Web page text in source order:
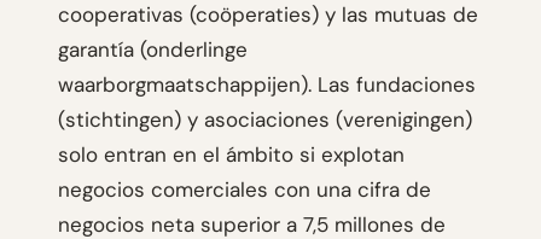
cooperativas (coöperaties) y las mutuas de
garantía (onderlinge
waarborgmaatschappijen). Las fundaciones
(stichtingen) y asociaciones (verenigingen)
solo entran en el ámbito si explotan
negocios comerciales con una cifra de
negocios neta superior a 7,5 millones de